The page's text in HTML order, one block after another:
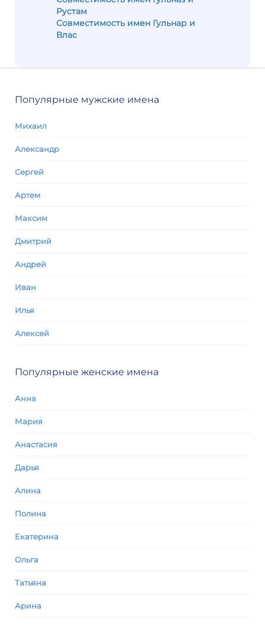
Рустам
Совместимость имен Гульнар и
Влас
Популярные мужские имена
Михаил
Александр
Сергей
Артем
Максим
Дмитрий
Андрей
Иван
Илья
Алексей
Популярные женские имена
Анна
Мария
Анастасия
Дарья
Алина
Полина
Екатерина
Ольга
Татьяна
Арина